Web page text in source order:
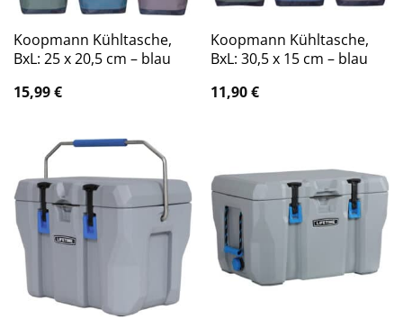
Koopmann Kühltasche,
BxL: 25 x 20,5 cm – blau
15,99€
Koopmann Kühltasche,
BxL: 30,5 x 15 cm – blau
11,90€